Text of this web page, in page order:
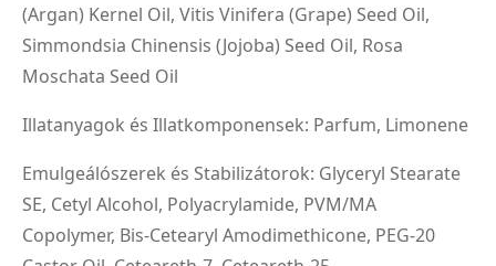
(Argan) Kernel Oil, Vitis Vinifera (Grape) Seed Oil,
Simmondsia Chinensis (Jojoba) Seed Oil, Rosa
Moschata Seed Oil
Illatanyagok és Illatkomponensek: Parfum, Limonene
Emulgeálószerek és Stabilizátorok: Glyceryl Stearate
SE, Cetyl Alcohol, Polyacrylamide, PVM/MA
Copolymer, Bis-Cetearyl Amodimethicone, PEG-20